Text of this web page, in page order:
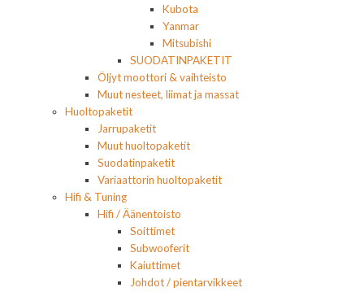
Kubota
Yanmar
Mitsubishi
SUODATINPAKETIT
Öljyt moottori & vaihteisto
Muut nesteet, liimat ja massat
Huoltopaketit
Jarrupaketit
Muut huoltopaketit
Suodatinpaketit
Variaattorin huoltopaketit
Hifi & Tuning
Hifi / Äänentoisto
Soittimet
Subwooferit
Kaiuttimet
Johdot / pientarvikkeet